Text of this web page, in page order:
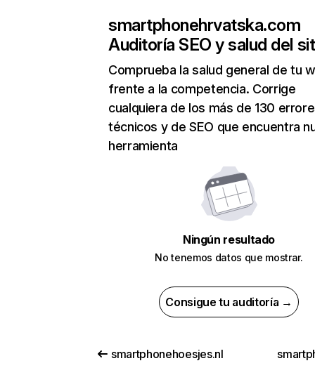
smartphonehrvatska.com
Auditoría SEO y salud del
Comprueba la salud general de tu
frente a la competencia. Corrige
cualquiera de los más de 130
técnicos y de SEO que encuentra
herramienta
Ningún resultado
No tenemos datos que mostrar.
Consigue tu auditoría →
smartphonehoesjes.nl